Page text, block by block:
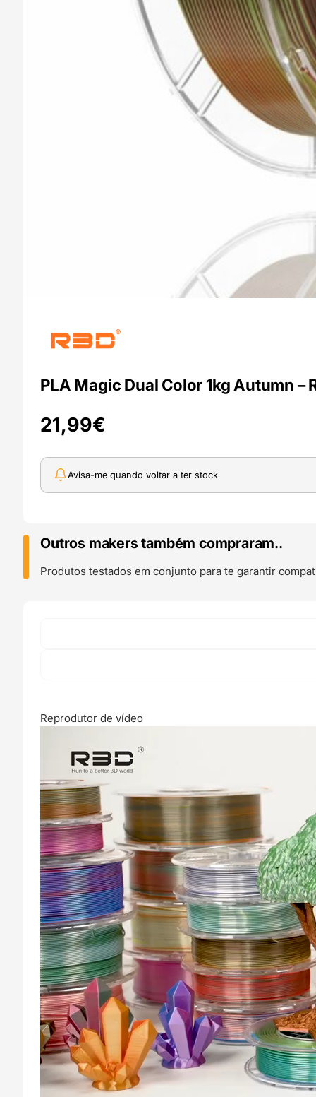
PLA Magic Dual Color 1kg Autumn –
21,99€
Avisa-me quando voltar a ter stock
Outros makers também compraram..
Produtos testados em conjunto para te garantir
Reprodutor de vídeo